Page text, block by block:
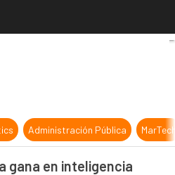
Rural de Granada gana en
Administración Pública
gana en inteligencia